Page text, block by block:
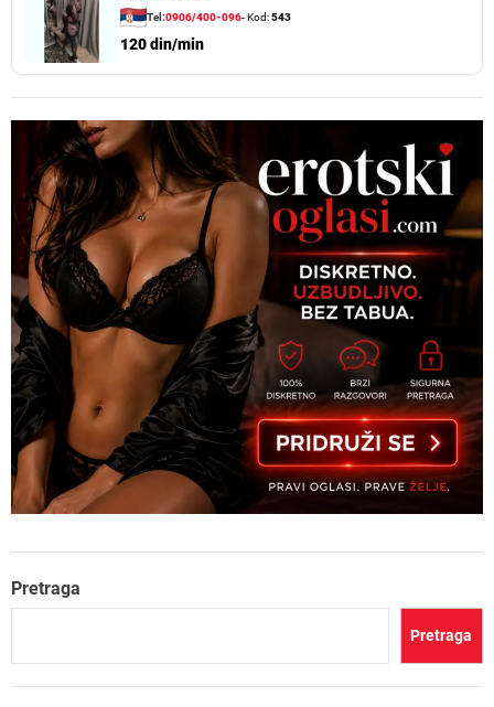
Tel:0906/400-096- Kod:543
120 din/min
Pretraga
Pretraga